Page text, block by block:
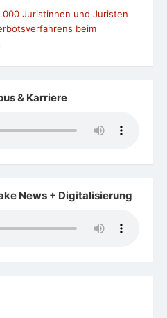
Juristinnen und Juristen
beim
& Karriere
News + Digitalisierung